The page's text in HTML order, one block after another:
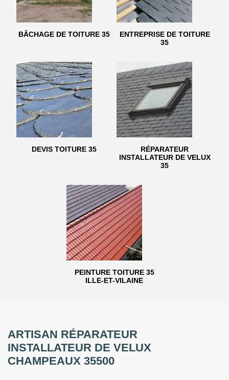
BÂCHAGE DE TOITURE 35
ENTREPRISE DE TOITURE
35
DEVIS TOITURE 35
RÉPARATEUR
INSTALLATEUR DE VELUX
35
PEINTURE TOITURE 35
ILLE-ET-VILAINE
ARTISAN RÉPARATEUR
INSTALLATEUR DE VELUX
CHAMPEAUX 35500